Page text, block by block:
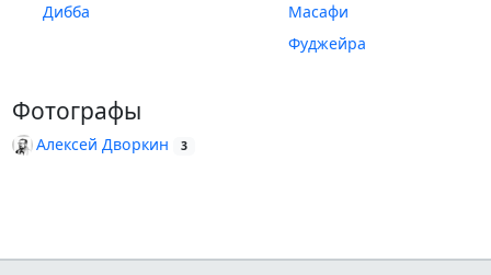
Дибба
Масафи
Фуджейра
Фотографы
Алексей Дворкин 3